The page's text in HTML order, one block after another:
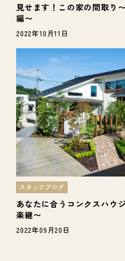
見せます！この家の間取り
編〜
2022年10月11日
あなたに合うコンクスハウ
楽継〜
スタッフブログ
2022年09月20日